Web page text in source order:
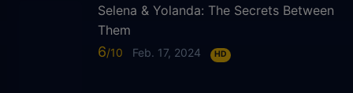
Selena & Yolanda: The Secrets Between
Them
6 Feb. 17, 2024 HD